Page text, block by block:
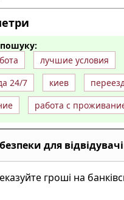
лучшие условия
24/7
киев
работа с
для
гроші на